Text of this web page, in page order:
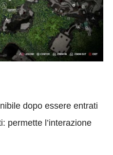
dopo essere entrati
permette l’interazione